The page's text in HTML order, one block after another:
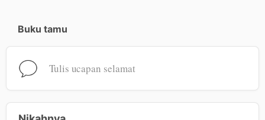
Buku tamu
Tulis ucapan selamat